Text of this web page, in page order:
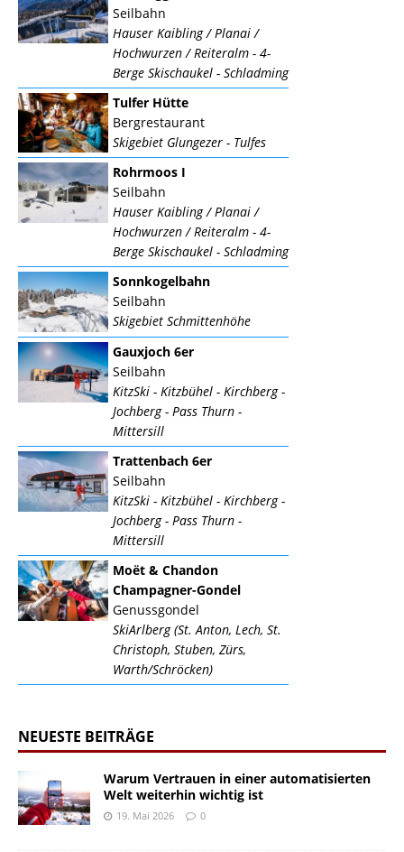
Seilbahn
Hauser Kaibling / Planai /
Hochwurzen / Reiteralm - 4-
Berge Skischaukel - Schladming
Tulfer Hütte
Bergrestaurant
Skigebiet Glungezer - Tulfes
Rohrmoos I
Seilbahn
Hauser Kaibling / Planai /
Hochwurzen / Reiteralm - 4-
Berge Skischaukel - Schladming
Sonnkogelbahn
Seilbahn
Skigebiet Schmittenhöhe
Gauxjoch 6er
Seilbahn
KitzSki - Kitzbühel - Kirchberg -
Jochberg - Pass Thurn -
Mittersill
Trattenbach 6er
Seilbahn
KitzSki - Kitzbühel - Kirchberg -
Jochberg - Pass Thurn -
Mittersill
Moët & Chandon
Champagner-Gondel
Genussgondel
SkiArlberg (St. Anton, Lech, St.
Christoph, Stuben, Zürs,
Warth/Schröcken)
NEUESTE BEITRÄGE
Warum Vertrauen in einer automatisierten
Welt weiterhin wichtig ist
19. Mai 2026 0